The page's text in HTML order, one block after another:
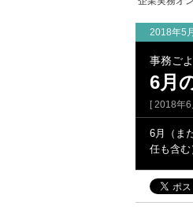
2018年5
事務ご
6月
[ 2018年
6月（ま
任も含む